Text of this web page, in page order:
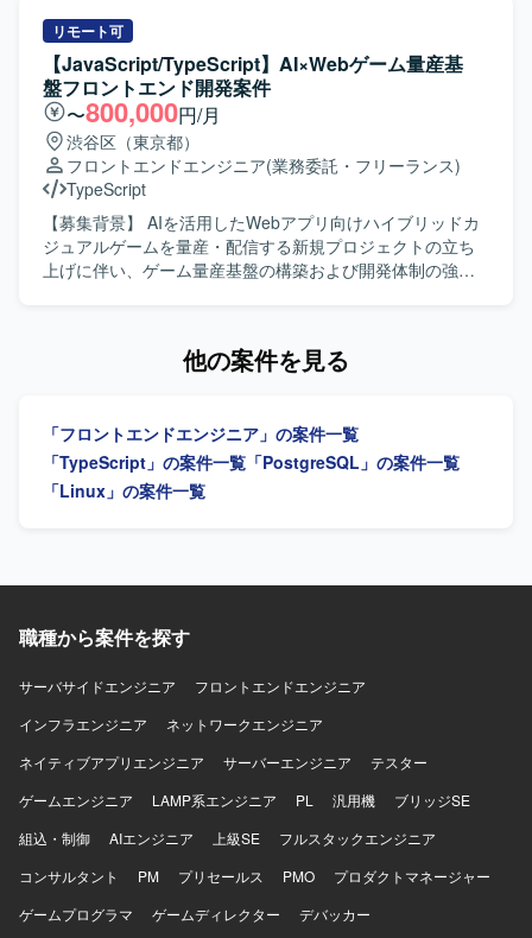
設計ができる方にマッチするポジションです。 【ポジショ
ンの魅力】 人事領域の統合基盤プロダクトの新規開発に、
フロントエンドリードとして深く関わっていただけます。
AIコーディングツールを積極的に活用しながら、開発フロ
ーやナレッジの整備を主導できる環境です。 長期的なプロ
ジェクトの中で、UI/UXやアーキテクチャの設計思想をプロ
ダクト全体に反映していく経験を積んでいただけます。
【開発環境】 言語はTypeScriptを使用し、フレームワーク
としてReactを採用しております。 インフラには
AWS（CloudFront, S3, ECS）を利用しており、GitHubや
Slack、Backlogなどのツールを用いて開発を進めておりま
貫してご対応いただきます。1人称で主体的にタスクを進め
つつ、チームメンバーと連携しながら機能追加や改修、UI
改善などを行っていただきます。 【求める人物像】 新しい
技術や知識の習得に積極的で、自ら課題を見つけて提案・
改善に取り組んでいただける方を求めております。チーム
内外とのコミュニケーションを大切にし、協調性を持って
開発を進められる方が望ましいです。 【ポジションの魅
力】 フロントエンド領域において上流工程から一貫して携
わることができ、モダンな技術スタックを活用しながら
Webサービス開発の経験を幅広く積むことができます。主
体的な提案や工夫が歓迎される環境のため、技術力と提案
CSS設計手法、CMSやテンプレートエンジン、CSSプリプ
リモート可
【JavaScript/TypeScript】AI×Webゲーム量産基
盤フロントエンド開発案件
〜800,000円/月
渋谷区（東京都）
フロントエンドエンジニア(業務委託・フリーランス)
TypeScript
【募集背景】 AIを活用したWebアプリ向けハイブリッドカ
ジュアルゲームを量産・配信する新規プロジェクトの立ち
上げに伴い、ゲーム量産基盤の構築および開発体制の強化
を前提とした新しい開発スタイルを取り入れながら、機能
た、ご自身で企画・設計したゲームを実際に開発し、両ス
トアへ配信していただくことも可能なポジションです。
【求める人物像】 技術への高い興味関心があり自発的にキ
ャッチアップできる方、自発的にコミュニケーションを取
へリリースしユーザーへ届ける経験を数多く積める環境で
す。AIを活用したゲーム量産プロジェクトの立ち上げフェ
ロから設計構築でき、大きな裁量を持って開発に取り組め
ます。AIコーディングツール前提の開発スタイルを最前線
ーズに携わることができます。少人数体制ならではのスピ
ード感があり、意思決定から実装、リリースまでを迅速に
進められる環境です。 【開発環境】 開発言語・フレームワ
ークはJavaScript / TypeScriptを使用いたします。開発ツー
CLI（OpenAI））を利用いたします。
他の案件を見る
「フロントエンドエンジニア」の案件一覧
「TypeScript」の案件一覧 「PostgreSQL」の案件一覧
「Linux」の案件一覧
職種から案件を探す
サーバサイドエンジニア
フロントエンドエンジニア
インフラエンジニア
ネットワークエンジニア
ネイティブアプリエンジニア
サーバーエンジニア
テスター
ゲームエンジニア
LAMP系エンジニア PL 汎用機
ブリッジSE
組込・制御
AIエンジニア 上級SE
フルスタックエンジニア
コンサルタント
PM プリセールス PMO
プロダクトマネージャー
ゲームプログラマ
ゲームディレクター
デバッカー